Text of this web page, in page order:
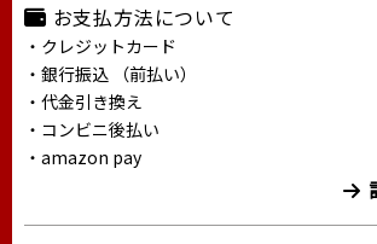
お支払方法について
・クレジットカード
・銀行振込 （前払い）
・代金引き換え
・コンビニ後払い
・amazon pay